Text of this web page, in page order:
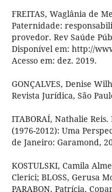
FREITAS, Waglânia de
Paternidade:
provedor. Rev Saúde
Disponível em: http://
Acesso em: dez. 2019.
GONÇALVES, Denise
Revista Jurídica, São
ITABORAÍ, Nathalie
(1976-2012): Uma
de Janeiro: Garamond,
KOSTULSKI, Camila
Clerici; BLOSS, Gerusa
PARABON, Patrícia.